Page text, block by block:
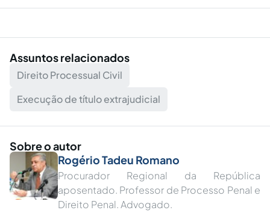
Assuntos relacionados
Direito Processual Civil
Execução de título extrajudicial
Sobre o autor
Rogério Tadeu Romano
Procurador Regional da República
aposentado. Professor de Processo Penal e
Direito Penal. Advogado.